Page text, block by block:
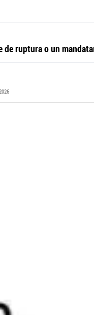
que sacarán al Oriente
de ruptura o un